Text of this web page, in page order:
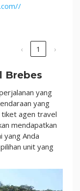
‹ 1 ›
Brebes
yang
yang
tiket agen travel
mendapatkan
yang Anda
unit yang